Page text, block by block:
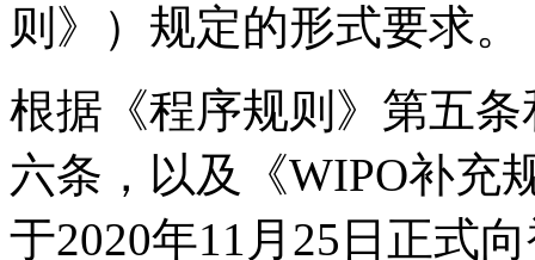
则》）规定的形式要求。
根据《程序规则》第五
六条，以及《WIPO补充
于2020年11月25日正式